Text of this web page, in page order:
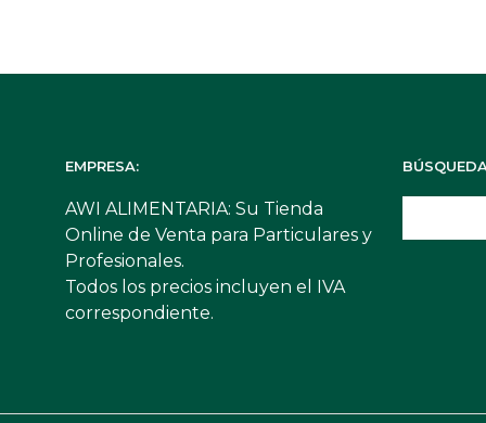
EMPRESA:
AWI ALIMENTARIA: Su Tienda
Online de Venta para Particulares y
Profesionales.
Todos los precios incluyen el IVA
correspondiente.